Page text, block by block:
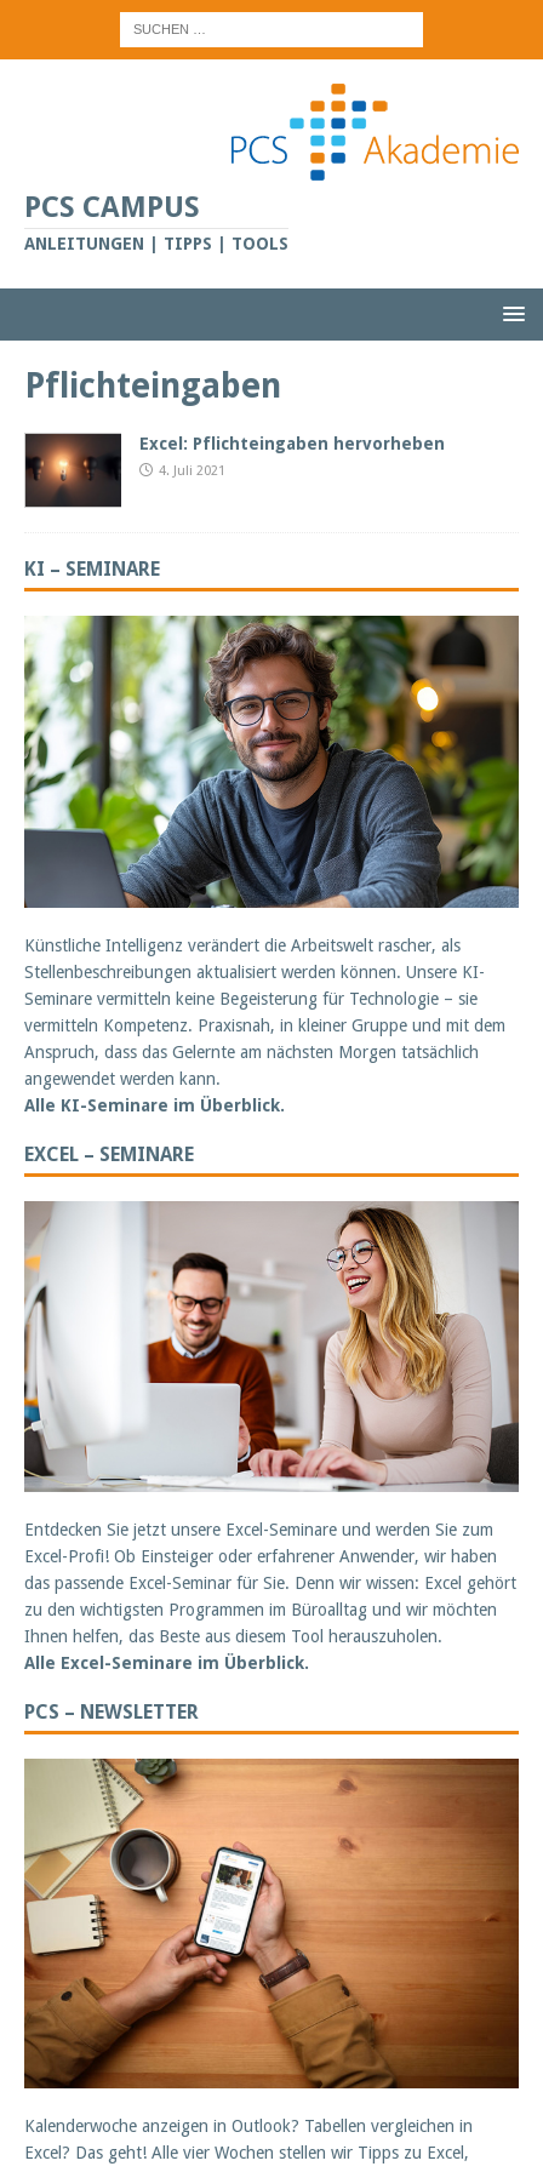
PCS CAMPUS
ANLEITUNGEN | TIPPS | TOOLS
Pflichteingaben
Excel: Pflichteingaben hervorheben
4. Juli 2021
KI – SEMINARE
Künstliche Intelligenz verändert die Arbeitswelt rascher, als
Stellenbeschreibungen aktualisiert werden können. Unsere KI-
Seminare vermitteln keine Begeisterung für Technologie – sie
vermitteln Kompetenz. Praxisnah, in kleiner Gruppe und mit dem
Anspruch, dass das Gelernte am nächsten Morgen tatsächlich
angewendet werden kann.
Alle KI-Seminare im Überblick.
EXCEL – SEMINARE
Entdecken Sie jetzt unsere Excel-Seminare und werden Sie zum
Excel-Profi! Ob Einsteiger oder erfahrener Anwender, wir haben
das passende Excel-Seminar für Sie. Denn wir wissen: Excel gehört
zu den wichtigsten Programmen im Büroalltag und wir möchten
Ihnen helfen, das Beste aus diesem Tool herauszuholen.
Alle Excel-Seminare im Überblick.
PCS – NEWSLETTER
Kalenderwoche anzeigen in Outlook? Tabellen vergleichen in
Excel? Das geht! Alle vier Wochen stellen wir Tipps zu Excel,